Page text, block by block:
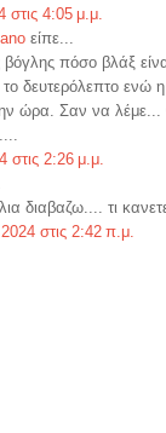
στις 4:05 μ.μ.
είπε...
πόσο βλάξ
δευτερόλεπτο ενώ
ώρα. Σαν να λέμε...
στις 2:26 μ.μ.
διαβαζω.... τι
στις 2:42 π.μ.